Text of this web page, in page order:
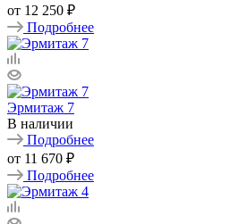
от 12 250 ₽
Подробнее
Эрмитаж 7
В наличии
Подробнее
от 11 670 ₽
Подробнее